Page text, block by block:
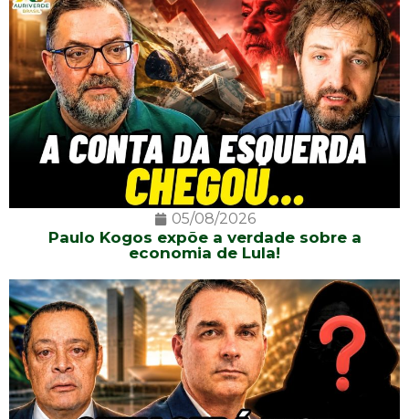
05/08/2026
Paulo Kogos expõe a verdade sobre a
economia de Lula!